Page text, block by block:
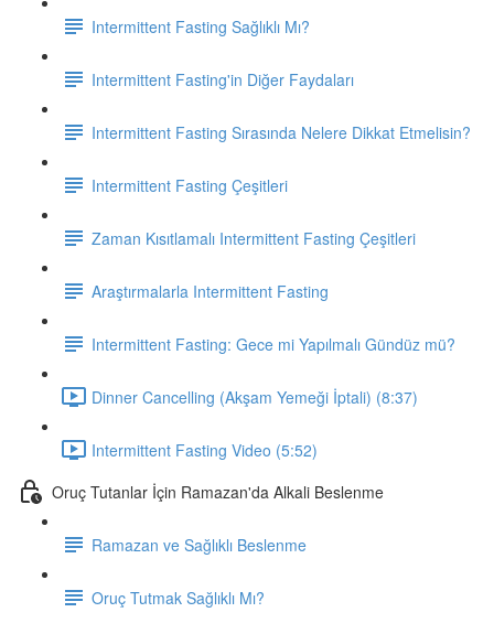
Intermittent Fasting Sağlıklı Mı?
Intermittent Fasting'in Diğer Faydaları
Intermittent Fasting Sırasında Nelere Dikkat Etmelisin?
Intermittent Fasting Çeşitleri
Zaman Kısıtlamalı Intermittent Fasting Çeşitleri
Araştırmalarla Intermittent Fasting
Intermittent Fasting: Gece mi Yapılmalı Gündüz mü?
Dinner Cancelling (Akşam Yemeği İptali) (8:37)
Intermittent Fasting Video (5:52)
Oruç Tutanlar İçin Ramazan'da Alkali Beslenme
Ramazan ve Sağlıklı Beslenme
Oruç Tutmak Sağlıklı Mı?